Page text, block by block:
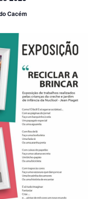
Cacém